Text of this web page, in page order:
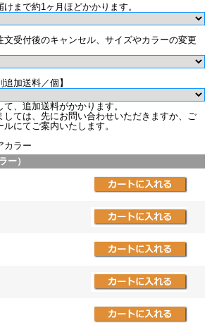
まで約1ヶ月ほどかかります。
文受付後のキャンセル、サイズやカラーの変更
加送料／個】
、追加送料がかかります。
ては、先にお問い合わせいただきますか、ご
にてご案内いたします。
カラー
ー）